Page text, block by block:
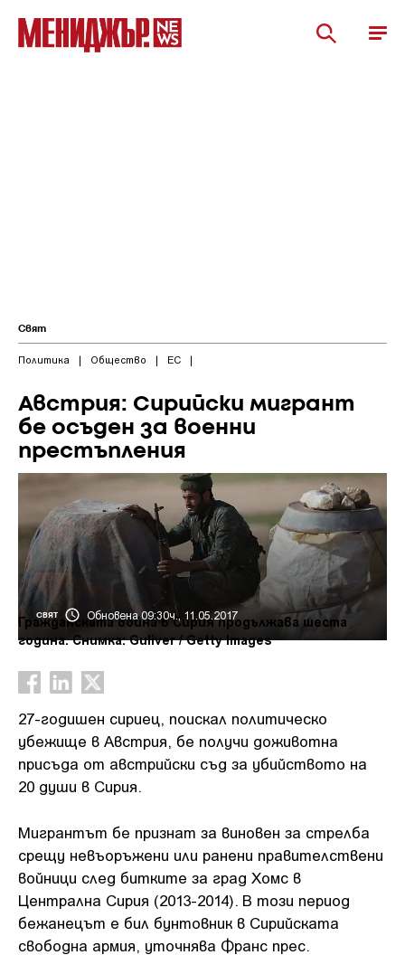
Свят
Политика | Общество | ЕС |
Австрия: Сирийски мигрант
бе осъден за военни
престъпления
СВЯТ Обновена 09:30ч., 11.05.2017
Гражданската война в Сирия продължава шеста
година. Снимка: Guliver / Getty Images
27-годишен сириец, поискал политическо
убежище в Австрия, бе получи доживотна
присъда от австрийски съд за убийството на
20 души в Сирия.
Мигрантът бе признат за виновен за стрелба
срещу невъоръжени или ранени правителствени
войници след битките за град Хомс в
Централна Сирия (2013-2014). В този период
бежанецът е бил бунтовник в Сирийската
свободна армия, уточнява Франс прес.